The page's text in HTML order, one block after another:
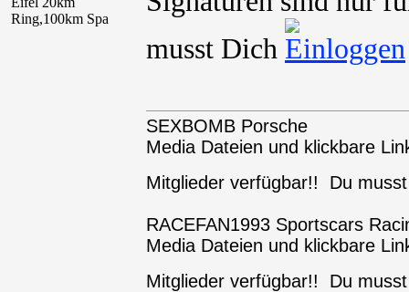
Ring,100km Spa
musst Dich
SEXBOMB Porsche
Media Dateien und klickbare
Mitglieder verfügbar!! Du
RACEFAN1993 Sportscars
Media Dateien und klickbare
Mitglieder verfügbar!! Du